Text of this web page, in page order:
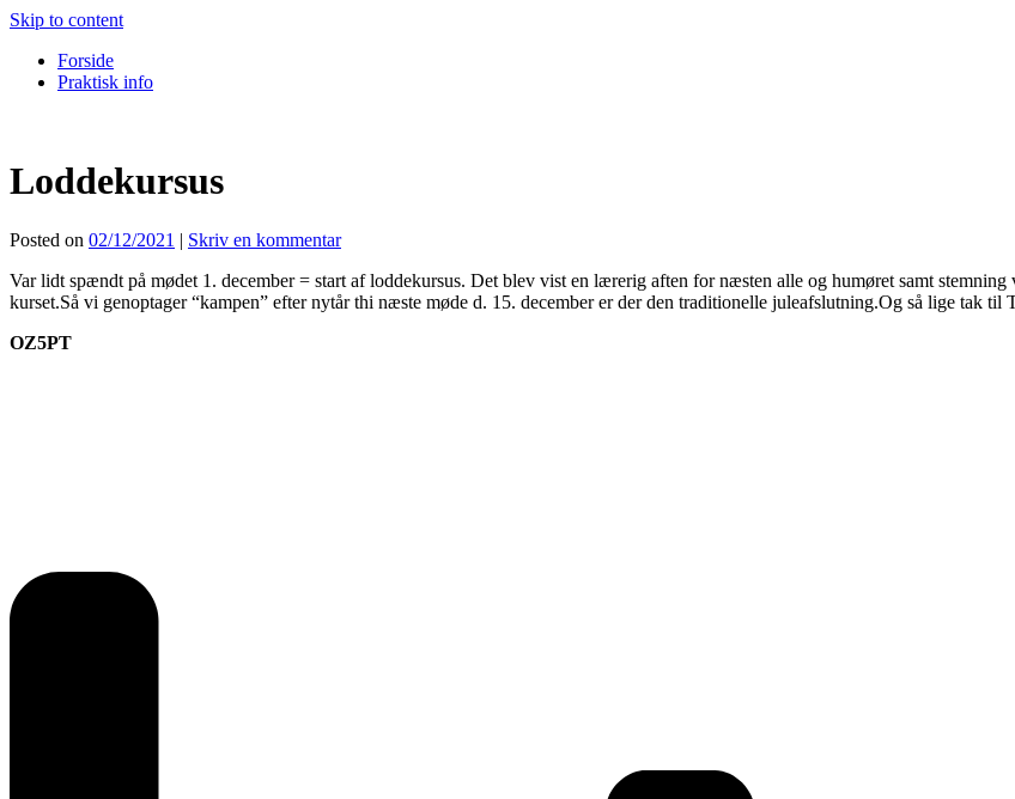
Skip to content
Forside
Praktisk info
Loddekursus
Posted on 02/12/2021 | Skriv en kommentar
Var lidt spændt på mødet 1. december = start af loddekursus. Det blev vist en lærerig aften for næsten alle og humøret samt
kurset.Så vi genoptager “kampen” efter nytår thi næste møde d. 15. december er der den traditionelle juleafslutning.Og så lige tak
OZ5PT